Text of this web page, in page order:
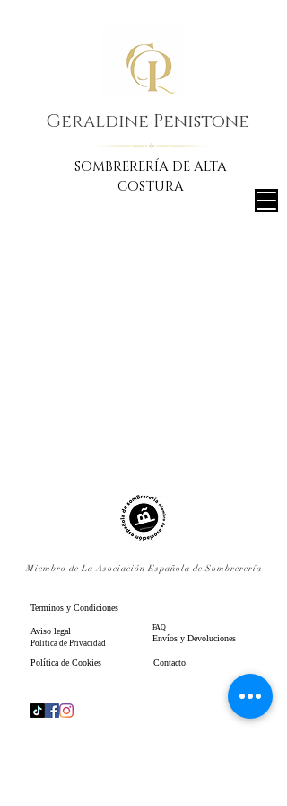
Geraldine Penistone
SOMBRERERÍA DE ALTA
COSTURA
Miembro de La Asociación Española de Sombrerería
Terminos y Condiciones
Aviso legal
Politica de Privacidad
Política de Cookies
FAQ
Envíos y Devoluciones
Contacto